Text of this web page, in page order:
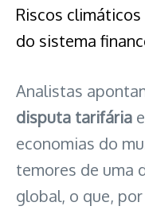
Riscos
do sistema
Analistas
disputa tarifária
economias do
temores de uma
global, o que,